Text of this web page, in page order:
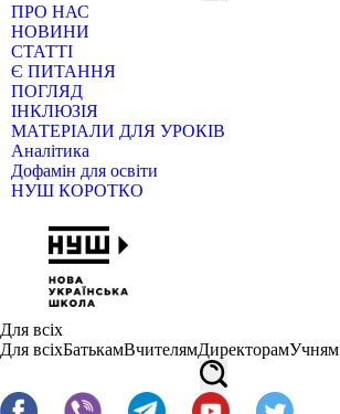
ПРО НАС
НОВИНИ
СТАТТІ
Є ПИТАННЯ
ПОГЛЯД
ІНКЛЮЗІЯ
МАТЕРІАЛИ ДЛЯ УРОКІВ
Аналітика
Дофамін для освіти
НУШ КОРОТКО
Для всіх
Для всіхБатькамВчителямДиректорамУчням